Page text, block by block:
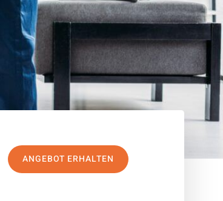
ANGEBOT ERHALTEN